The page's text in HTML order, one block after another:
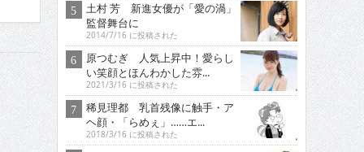
土村 芳 新進女優が「愛の渦」
監督舞台に
2014/7/16 に投稿された
原つむぎ 人気上昇中！愛らし
い笑顔とほんわかした雰...
2021/3/16 に投稿された
稀見理都 乳首残像に触手・ア
ヘ顔・「らめぇ」……エ...
2018/3/16 に投稿された